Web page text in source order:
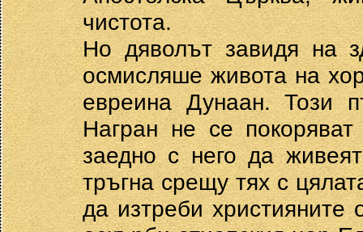
чистота.
Но дяволът завидя на
осмисляше живота на
евреина Дунаан. Този
Награн не се
заедно с него да
тръгна срещу тях с
да изтреби християните